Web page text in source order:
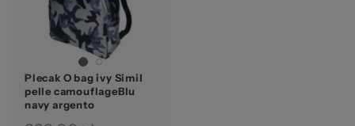
Plecak O bag ivy Simil
pelle camouflageBlu
navy argento